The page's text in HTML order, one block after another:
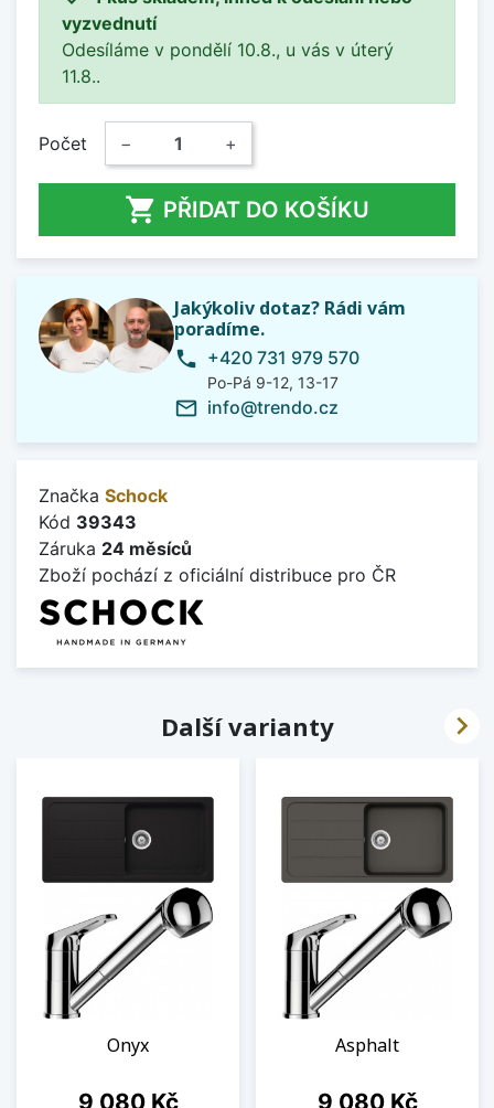
vyzvednutí
Odesíláme v pondělí 10.8., u vás v úterý
11.8..
Počet − +
 PŘIDAT DO KOŠÍKU
Jakýkoliv dotaz? Rádi vám
poradíme.
phone +420 731 979 570
Po-Pá 9-12, 13-17
mail_outline info@trendo.cz
Značka Schock
Kód 39343
Záruka 24 měsíců
Zboží pochází z oficiální distribuce pro ČR
Další varianty
Onyx
Cena
9 080 Kč
Asphalt
Cena
9 080 Kč
